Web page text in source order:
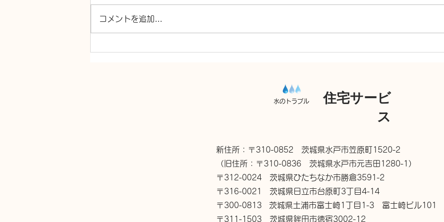
シャワー交換 TOTO
洗面台 混合水栓交換
コメントを追加…
住宅サービ
ス
水のトラブル
新住所：〒310-0852 茨城県水戸市笠原町1520-2
（旧住所：〒310-0836 茨城県水戸市元吉田1280-1）
〒312-0024 茨城県ひたちなか市勝倉3591-2
〒316-0021 茨城県日立市台原町3丁目4-14
〒300-0813 茨城県土浦市富士崎1丁目1-3 富士崎ビル101
〒311-1503 茨城県鉾田市徳宿3002-12